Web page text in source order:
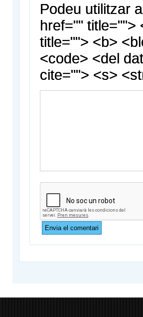
Podeu utilitzar
href="" title="">
title=""> <b>
<code> <del
cite=""> <s>